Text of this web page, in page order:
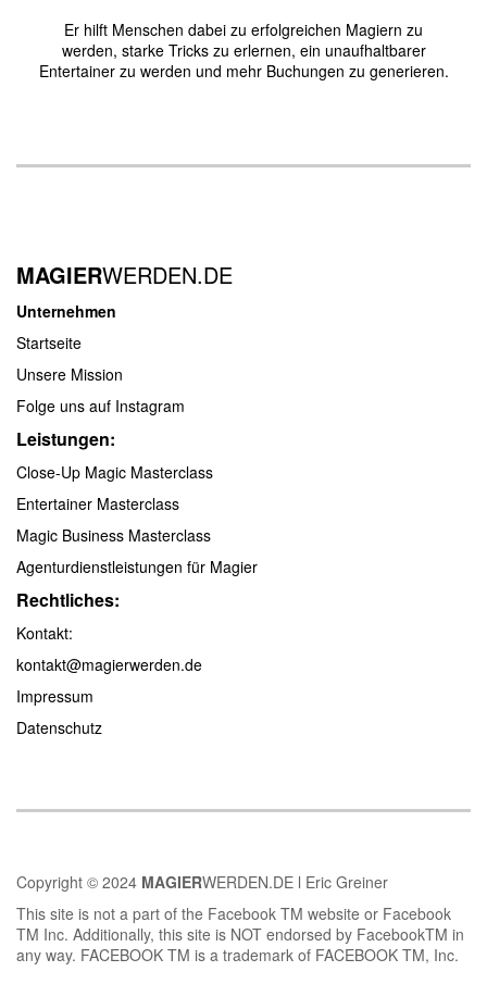
Er hilft Menschen dabei zu erfolgreichen Magiern zu
werden, starke Tricks zu erlernen, ein unaufhaltbarer
Entertainer zu werden und mehr Buchungen zu generieren.
MAGIERWERDEN.DE
Unternehmen
Startseite
Unsere Mission
Folge uns auf Instagram
Leistungen:
Close-Up Magic Masterclass
Entertainer Masterclass
Magic Business Masterclass
Agenturdienstleistungen für Magier
Rechtliches:
Kontakt:
kontakt@magierwerden.de
Impressum
Datenschutz
Copyright © 2024 MAGIERWERDEN.DE l Eric Greiner
This site is not a part of the Facebook TM website or Facebook
TM Inc. Additionally, this site is NOT endorsed by FacebookTM in
any way. FACEBOOK TM is a trademark of FACEBOOK TM, Inc.